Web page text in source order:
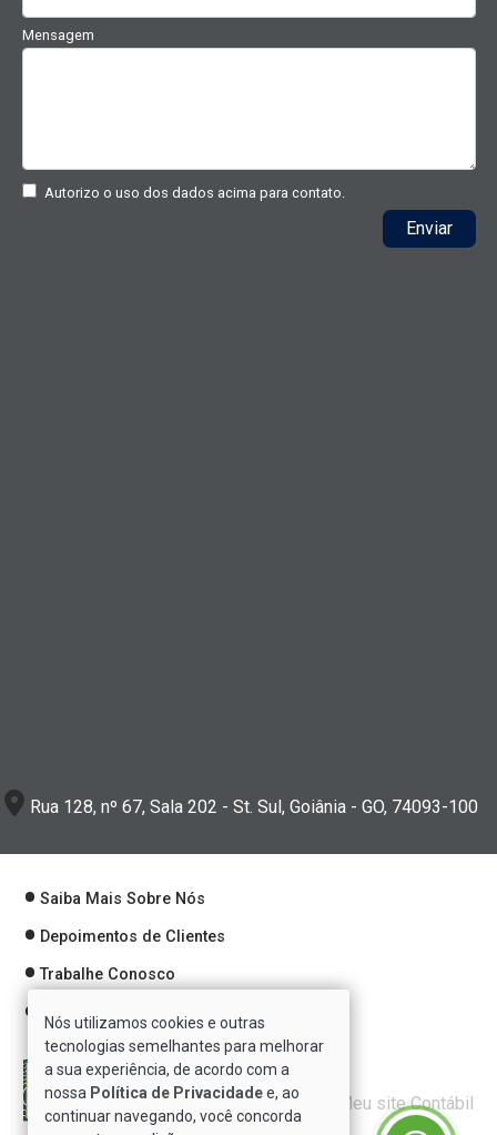
Mensagem
Autorizo o uso dos dados acima para contato.
Enviar
Rua 128, nº 67, Sala 202 - St. Sul, Goiânia - GO, 74093-100
Saiba Mais Sobre Nós
Depoimentos de Clientes
Trabalhe Conosco
Política de Privacidade
Verificada por
Nós utilizamos cookies e outras
tecnologias semelhantes para melhorar
a sua experiência, de acordo com a
nossa Política de Privacidadee, ao
continuar navegando, você concorda